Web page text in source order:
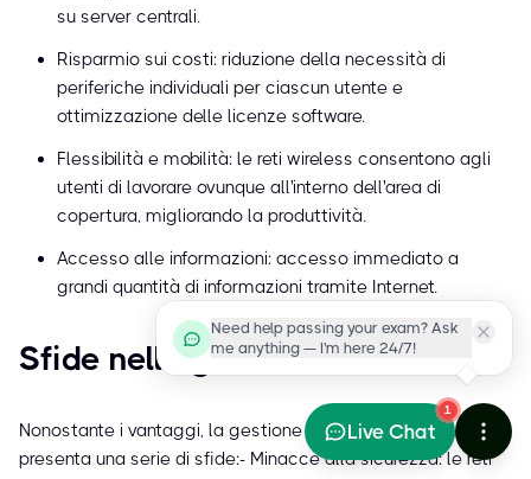
su server centrali.
Risparmio sui costi: riduzione della necessità di
periferiche individuali per ciascun utente e
ottimizzazione delle licenze software.
Flessibilità e mobilità: le reti wireless consentono agli
utenti di lavorare ovunque all'interno dell'area di
copertura, migliorando la produttività.
Accesso alle informazioni: accesso immediato a
grandi quantità di informazioni tramite Internet.
Sfide nella gestione delle reti
Nonostante i vantaggi, la gestione delle reti di computer
presenta una serie di sfide:- Minacce alla sicurezza: le reti
Need help passing your exam? Ask
me anything — I'm here 24/7!
1
Live Chat